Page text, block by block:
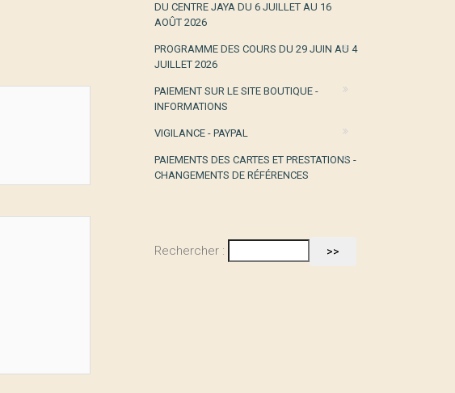
DU CENTRE JAYA DU 6 JUILLET AU 16
AOÛT 2026
PROGRAMME DES COURS DU 29 JUIN AU 4
JUILLET 2026
PAIEMENT SUR LE SITE BOUTIQUE -
INFORMATIONS
VIGILANCE - PAYPAL
PAIEMENTS DES CARTES ET PRESTATIONS -
CHANGEMENTS DE RÉFÉRENCES
Rechercher :